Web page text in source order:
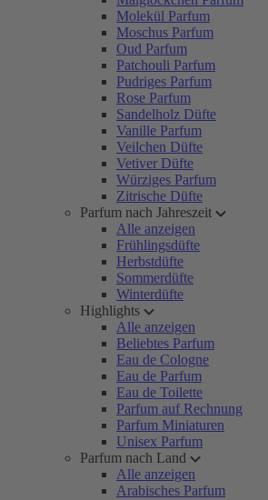
Molekül Parfum
Moschus Parfum
Oud Parfum
Patchouli Parfum
Pudriges Parfum
Rose Parfum
Sandelholz Düfte
Vanille Parfum
Veilchen Düfte
Vetiver Düfte
Würziges Parfum
Zitrische Düfte
Parfum nach Jahreszeit
Alle anzeigen
Frühlingsdüfte
Herbstdüfte
Sommerdüfte
Winterdüfte
Highlights
Alle anzeigen
Beliebtes Parfum
Eau de Cologne
Eau de Parfum
Eau de Toilette
Parfum auf Rechnung
Parfum Miniaturen
Unisex Parfum
Parfum nach Land
Alle anzeigen
Arabisches Parfum